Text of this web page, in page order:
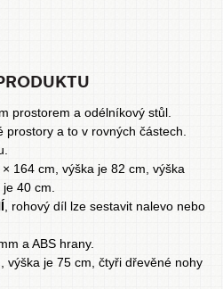
prostorem a odélníkový stůl.
a to v rovných částech.
164 cm, výška je 82 cm, výška
40 cm.
, rohový díl lze sestavit nalevo nebo
a ABS hrany.
výška je 75 cm, čtyři dřevěné nohy